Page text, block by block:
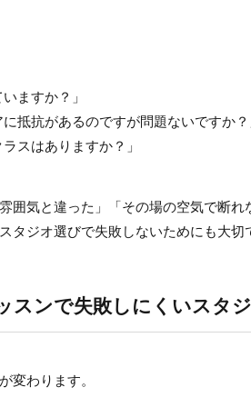
ますか？」
抵抗があるのですが問題ないですか？
スはありますか？」
囲気と違った」「その場の空気で断
タジオ選びで失敗しないためにも大切
スンで失敗しにくいスタ
変わります。